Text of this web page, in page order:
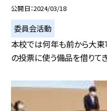
公開日 2024/03/18
委員会活動
本校では何年も前から大
の投票に使う備品を借りて